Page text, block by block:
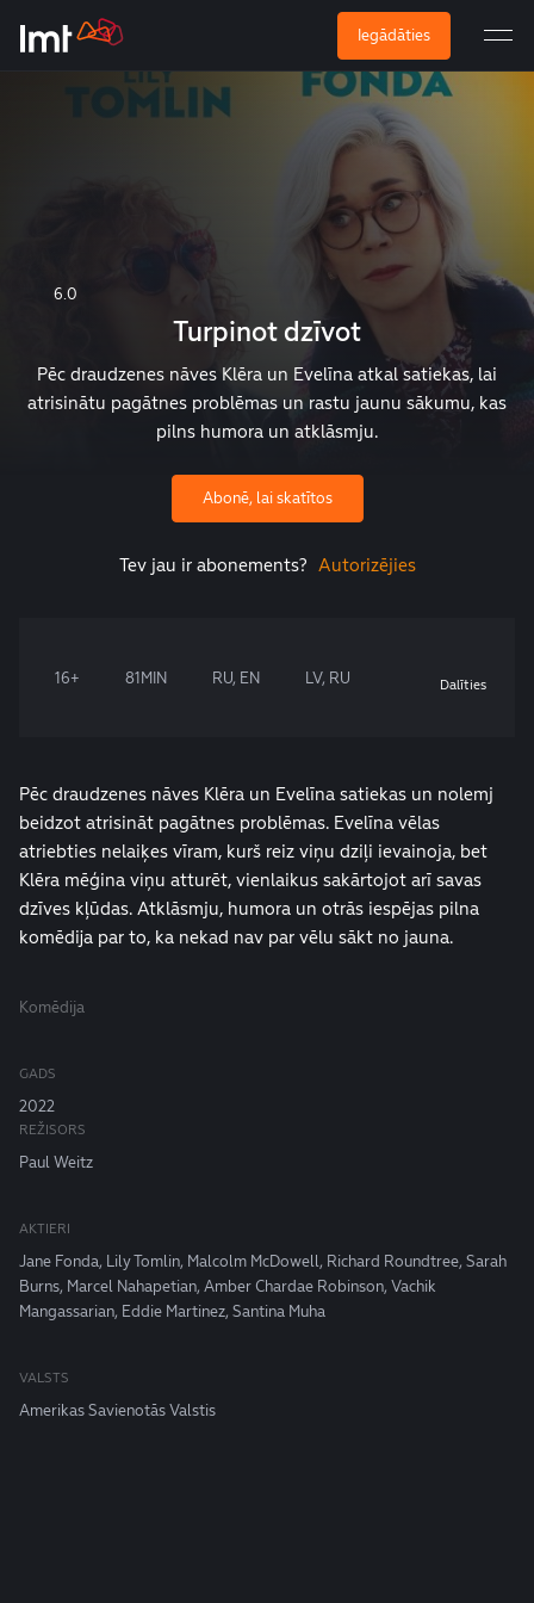
Iegādāties
6.0
Turpinot dzīvot
Pēc draudzenes nāves Klēra un Evelīna atkal satiekas, lai
atrisinātu pagātnes problēmas un rastu jaunu sākumu, kas
pilns humora un atklāsmju.
Abonē, lai skatītos
Tev jau ir abonements? Autorizējies
16+ 81MIN RU, EN LV, RU Dalīties
Pēc draudzenes nāves Klēra un Evelīna satiekas un nolemj
beidzot atrisināt pagātnes problēmas. Evelīna vēlas
atriebties nelaiķes vīram, kurš reiz viņu dziļi ievainoja, bet
Klēra mēģina viņu atturēt, vienlaikus sakārtojot arī savas
dzīves kļūdas. Atklāsmju, humora un otrās iespējas pilna
komēdija par to, ka nekad nav par vēlu sākt no jauna.
Komēdija
GADS
2022
REŽISORS
Paul Weitz
AKTIERI
Jane Fonda, Lily Tomlin, Malcolm McDowell, Richard Roundtree, Sarah
Burns, Marcel Nahapetian, Amber Chardae Robinson, Vachik
Mangassarian, Eddie Martinez, Santina Muha
VALSTS
Amerikas Savienotās Valstis